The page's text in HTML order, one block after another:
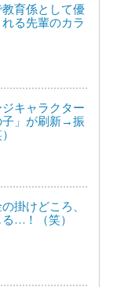
育係として優
る先輩のカラ
キャラクター
子」が刷新→振
掛けどころ、
…！（笑）